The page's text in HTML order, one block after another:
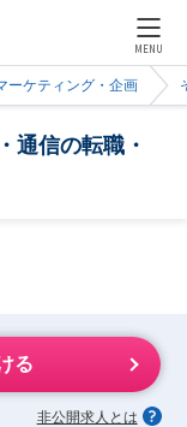
MENU
ーケティング・企画
通信の転職・
る
非公開求人とは